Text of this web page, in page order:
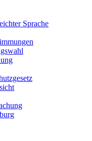
Sprache